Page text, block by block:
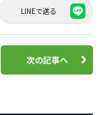
LINEで送る
次の記事へ